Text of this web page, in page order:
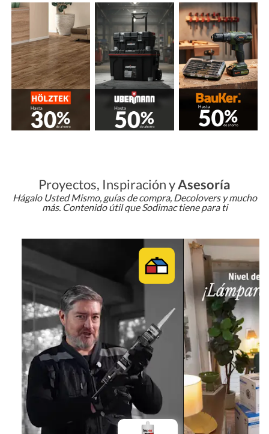
Proyectos, Inspiración yAsesoría
Hágalo Usted Mismo, guías de compra, Decolovers y mucho
más. Contenido útil que Sodimac tiene para ti